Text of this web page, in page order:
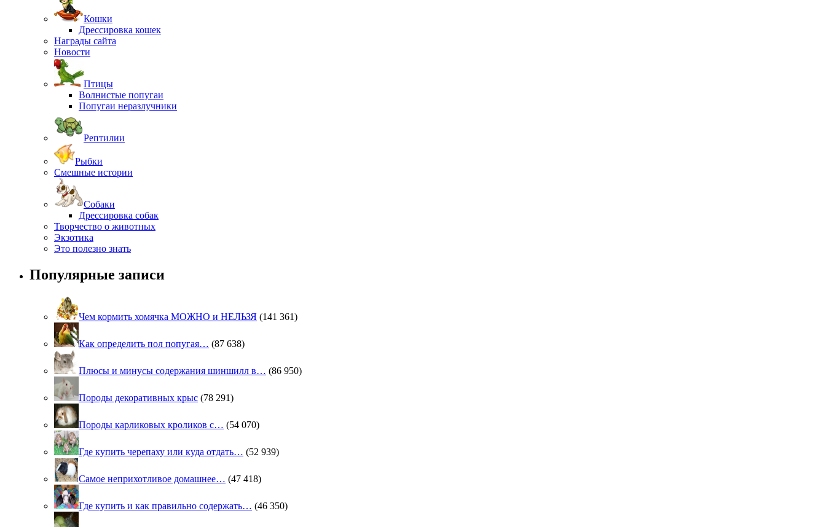
Кошки
Дрессировка кошек
Награды сайта
Новости
Птицы
Волнистые попугаи
Попугаи неразлучники
Рептилии
Рыбки
Смешные истории
Собаки
Дрессировка собак
Творчество о животных
Экзотика
Это полезно знать
Популярные записи
Чем кормить хомячка МОЖНО и НЕЛЬЗЯ (141 361)
Как определить пол попугая… (87 638)
Плюсы и минусы содержания шиншилл в… (86 950)
Породы декоративных крыс (78 291)
Породы карликовых кроликов с… (54 070)
Где купить черепаху или куда отдать… (52 939)
Самое неприхотливое домашнее… (47 418)
Где купить и как правильно содержать… (46 350)